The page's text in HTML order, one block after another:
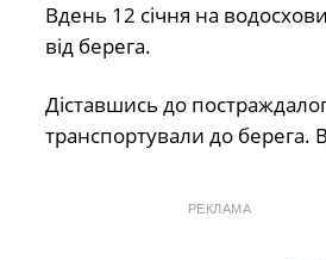
Вдень 12 січня на
від берега.
Діставшись до
транспортували до
РЕКЛАМА